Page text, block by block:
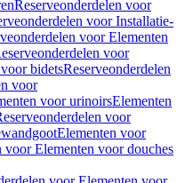
Reserveonderdelen voor
voor Installatie-
voor Elementen
voor
bidetsReserveonderdelen
voor
voor urinoirsElementen
voor
Elementen voor
voor Elementen voor douches